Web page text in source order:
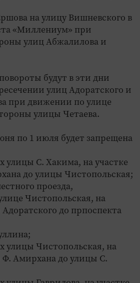
на улицу Вишневского в
«Миллениум» при
улиц Абжалилова и
будут в эти дни
улиц Адоратского и
при движении по улице
улицы Четаева.
по 1 июля будет запрещена
улицы С. Хакима, на участке
до улицы Чистопольская;
проезда,
Чистопольская, на
до прпоспекта
улицы Чистопольская, на
Ф. Амирхана до улицы С.